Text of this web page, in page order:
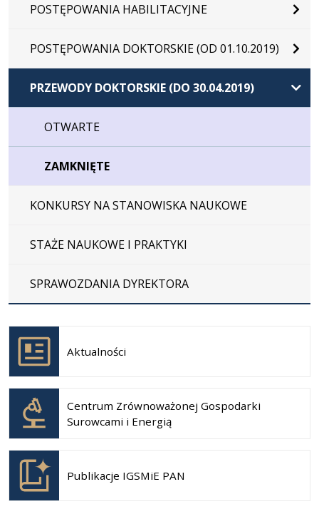
POSTĘPOWANIA HABILITACYJNE
POSTĘPOWANIA DOKTORSKIE (OD 01.10.2019)
PRZEWODY DOKTORSKIE (DO 30.04.2019)
OTWARTE
ZAMKNIĘTE
KONKURSY NA STANOWISKA NAUKOWE
STAŻE NAUKOWE I PRAKTYKI
SPRAWOZDANIA DYREKTORA
Aktualności
Otwiera
się w
nowej
karcie
Centrum Zrównoważonej Gospodarki
Surowcami i Energią
Otwiera
się w
nowej
karcie
Publikacje IGSMiE PAN
Otwiera
się w
nowej
karcie